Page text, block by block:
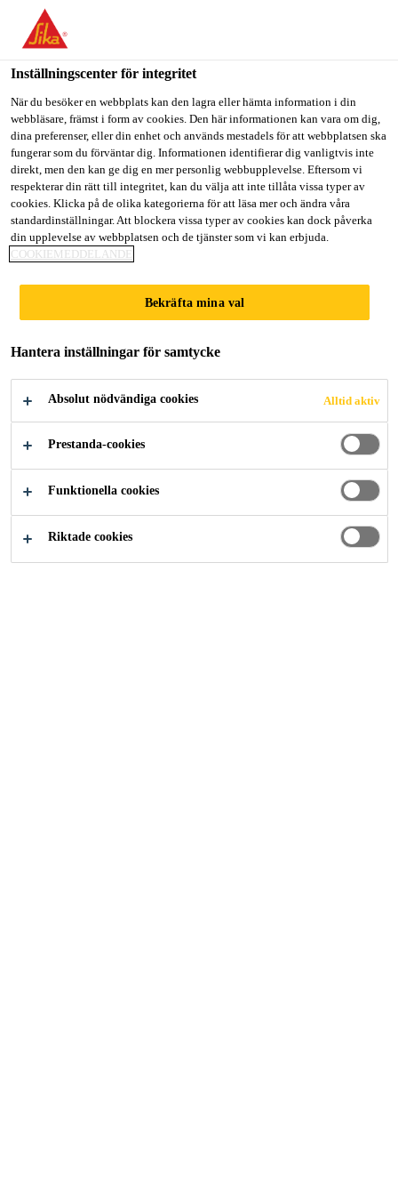
FÖRBÄTTRA
FÖRNYA
FÖRVANDLA
Renovering av fastigheter ökar värdet,
förlänger livslängden och förbättrar trivseln
för användarna.
Inställningscenter för integritet
När du besöker en webbplats kan den lagra eller hämta information i din
webbläsare, främst i form av cookies. Den här informationen kan vara om dig,
dina preferenser, eller din enhet och används mestadels för att webbplatsen ska
fungerar som du förväntar dig. Informationen identifierar dig vanligtvis inte
direkt, men den kan ge dig en mer personlig webbupplevelse. Eftersom vi
respekterar din rätt till integritet, kan du välja att inte tillåta vissa typer av
cookies. Klicka på de olika kategorierna för att läsa mer och ändra våra
standardinställningar. Att blockera vissa typer av cookies kan dock påverka
din upplevelse av webbplatsen och de tjänster som vi kan erbjuda.
COOKIEMEDDELANDE
Bekräfta mina val
Hantera inställningar för samtycke
Absolut nödvändiga cookies Alltid aktiv
Prestanda-cookies
Funktionella cookies
Riktade cookies